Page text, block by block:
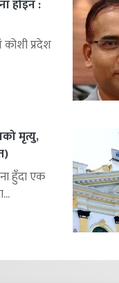
होइन :
प्रदेश
मृत्यु,
हुँदा एक